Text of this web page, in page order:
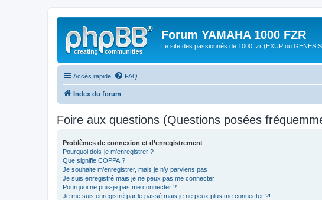
Forum YAMAHA 1000 FZR
Le site des passionnés de 1000 fzr (EXUP ou
Accès rapide FAQ
Index du forum
Foire aux questions (Questions posées
Problèmes de connexion et d’enregistrement
Pourquoi dois-je m’enregistrer ?
Que signifie COPPA ?
Je souhaite m’enregistrer, mais je n’y parviens pas !
Je suis enregistré mais je ne peux pas me connecter !
Pourquoi ne puis-je pas me connecter ?
Je me suis enregistré par le passé mais je ne peux plus me connecter ?!